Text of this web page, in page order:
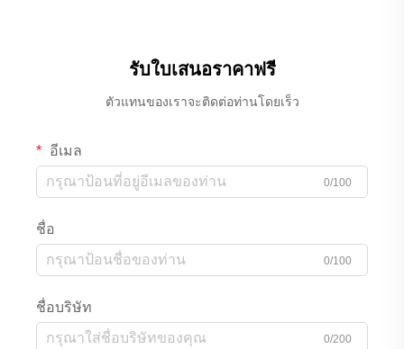
รับใบเสนอราคาฟรี
ตัวแทนของเราจะติดต่อท่านโดยเร็ว
อีเมล
0/100
ชื่อ
0/100
ชื่อบริษัท
0/200